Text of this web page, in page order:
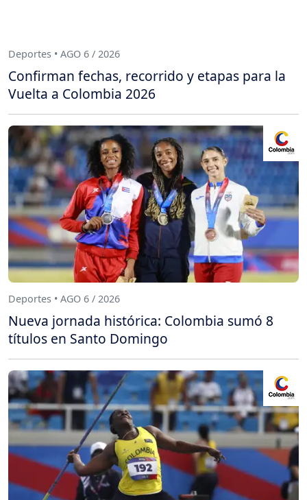
Deportes • AGO 6 / 2026
Confirman fechas, recorrido y etapas para la
Vuelta a Colombia 2026
Deportes • AGO 6 / 2026
Nueva jornada histórica: Colombia sumó 8
títulos en Santo Domingo